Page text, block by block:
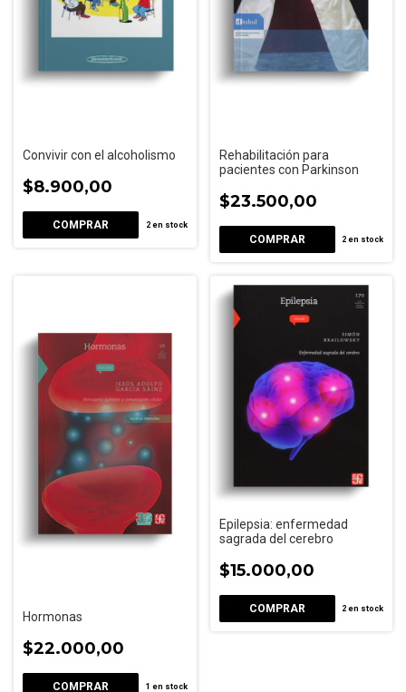
Convivir con el alcoholismo
$8.900,00
2en stock
Rehabilitación para
pacientes con Parkinson
$23.500,00
2 en stock
Hormonas
$22.000,00
1 en stock
Epilepsia: enfermedad
sagrada del cerebro
$15.000,00
2 en stock